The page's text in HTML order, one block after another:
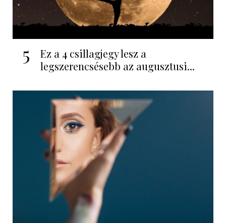
5
Ez a 4 csillagjegy lesz a
legszerencsésebb az augusztusi...